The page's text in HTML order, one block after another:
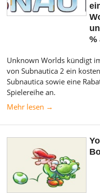
%
Unknown Worlds kündigt
von Subnautica 2 ein
Subnautica sowie eine
Spielereihe an.
Mehr lesen →